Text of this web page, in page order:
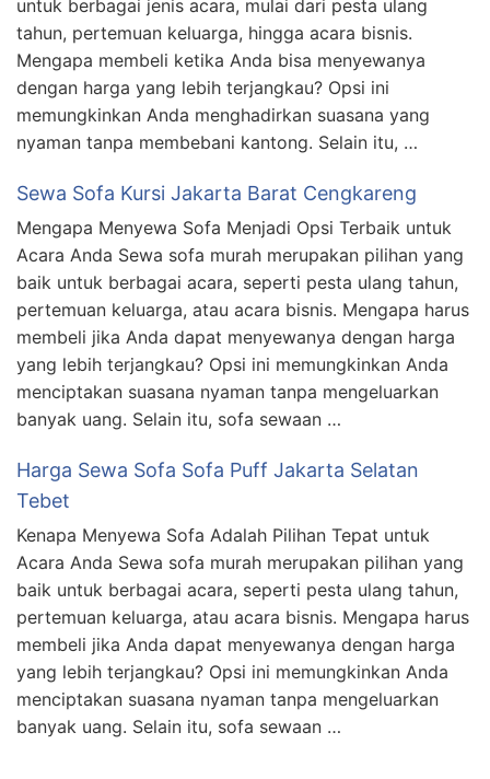
untuk berbagai jenis acara, mulai dari pesta ulang
tahun, pertemuan keluarga, hingga acara bisnis.
Mengapa membeli ketika Anda bisa menyewanya
dengan harga yang lebih terjangkau? Opsi ini
memungkinkan Anda menghadirkan suasana yang
nyaman tanpa membebani kantong. Selain itu, …
Sewa Sofa Kursi Jakarta Barat Cengkareng
Mengapa Menyewa Sofa Menjadi Opsi Terbaik untuk
Acara Anda Sewa sofa murah merupakan pilihan yang
baik untuk berbagai acara, seperti pesta ulang tahun,
pertemuan keluarga, atau acara bisnis. Mengapa harus
membeli jika Anda dapat menyewanya dengan harga
yang lebih terjangkau? Opsi ini memungkinkan Anda
menciptakan suasana nyaman tanpa mengeluarkan
banyak uang. Selain itu, sofa sewaan …
Harga Sewa Sofa Sofa Puff Jakarta Selatan
Tebet
Kenapa Menyewa Sofa Adalah Pilihan Tepat untuk
Acara Anda Sewa sofa murah merupakan pilihan yang
baik untuk berbagai acara, seperti pesta ulang tahun,
pertemuan keluarga, atau acara bisnis. Mengapa harus
membeli jika Anda dapat menyewanya dengan harga
yang lebih terjangkau? Opsi ini memungkinkan Anda
menciptakan suasana nyaman tanpa mengeluarkan
banyak uang. Selain itu, sofa sewaan …